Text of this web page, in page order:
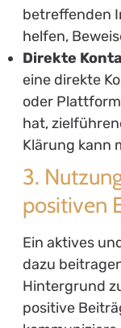
betreffenden
helfen,
Direkte
eine direkte
oder
hat,
Klärung kann
3.
positiven
Ein aktives
dazu
Hintergrund
positive